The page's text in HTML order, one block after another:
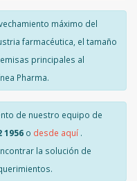
máximo del
farmacéutica, el tamaño
principales al
Pharma.
de nuestro equipo de
1956 o desde aquí .
la solución de